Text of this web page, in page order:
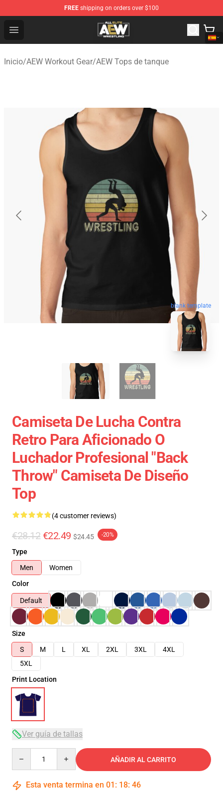
FREE shipping on orders over $100
Open menu
Aew Shop ⚡️ Official Aew Merchandise Store
Inicio/AEW Workout Gear/AEW Tops de tanque
blank template
Camiseta De Lucha Contra
Retro Para Aficionado O
Luchador Profesional "Back
Throw" Camiseta De Diseño
Top
(4 customer reviews)
€28.12 €22.49 $24.45 -20%
Type
Men
Women
Color
Default
Size
S
M L XL 2XL 3XL
4XL
5XL
Print Location
Ver guía de tallas
AÑADIR AL CARRITO
Esta venta termina en 01 : 18: 45